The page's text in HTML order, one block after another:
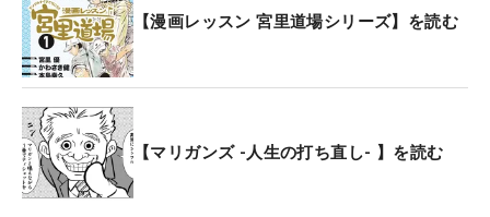
【漫画レッスン 宮里道場シリーズ】を読む
【マリガンズ -人生の打ち直し- 】を読む